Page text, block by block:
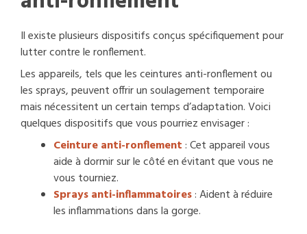
Il existe plusieurs dispositifs conçus spécifiquement pour
lutter contre le ronflement.
Les appareils, tels que les ceintures anti-ronflement ou
les sprays, peuvent offrir un soulagement temporaire
mais nécessitent un certain temps d’adaptation. Voici
quelques dispositifs que vous pourriez envisager :
Ceinture anti-ronflement: Cet appareil vous
aide à dormir sur le côté en évitant que vous ne
vous tourniez.
Sprays anti-inflammatoires: Aident à réduire
les inflammations dans la gorge.